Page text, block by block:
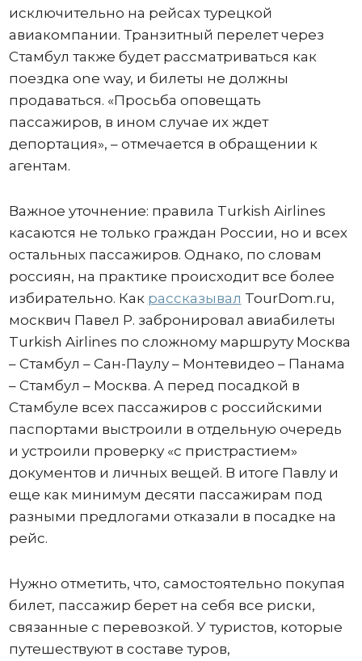
исключительно на рейсах турецкой
авиакомпании. Транзитный перелет через
Стамбул также будет рассматриваться как
поездка one way, и билеты не должны
продаваться. «Просьба оповещать
пассажиров, в ином случае их ждет
депортация», – отмечается в обращении к
агентам.
Важное уточнение: правила Turkish Airlines
касаются не только граждан России, но и всех
остальных пассажиров. Однако, по словам
россиян, на практике происходит все более
избирательно. Как рассказывал TourDom.ru,
москвич Павел Р. забронировал авиабилеты
Turkish Airlines по сложному маршруту Москва
– Стамбул – Сан-Паулу – Монтевидео – Панама
– Стамбул – Москва. А перед посадкой в
Стамбуле всех пассажиров с российскими
паспортами выстроили в отдельную очередь
и устроили проверку «с пристрастием»
документов и личных вещей. В итоге Павлу и
еще как минимум десяти пассажирам под
разными предлогами отказали в посадке на
рейс.
Нужно отметить, что, самостоятельно покупая
билет, пассажир берет на себя все риски,
связанные с перевозкой. У туристов, которые
путешествуют в составе туров,